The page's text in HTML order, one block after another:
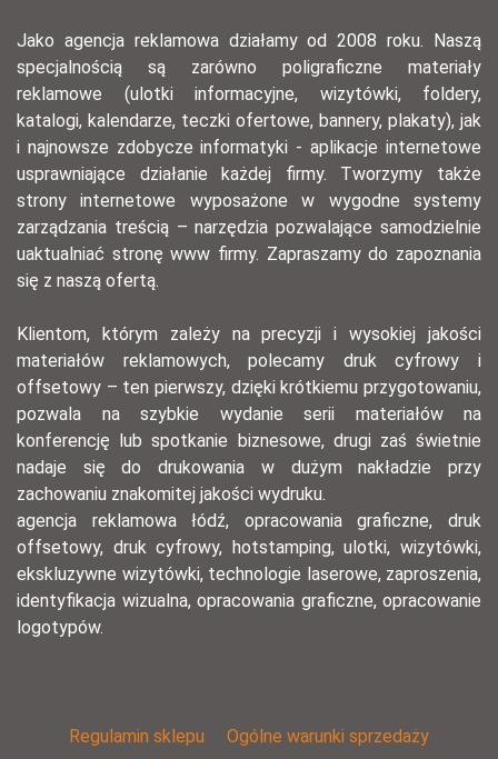
Jako agencja reklamowa działamy od 2008 roku. Naszą
specjalnością są zarówno poligraficzne materiały
reklamowe (ulotki informacyjne, wizytówki, foldery,
katalogi, kalendarze, teczki ofertowe, bannery, plakaty), jak
i najnowsze zdobycze informatyki - aplikacje internetowe
usprawniające działanie każdej firmy. Tworzymy także
strony internetowe wyposażone w wygodne systemy
zarządzania treścią – narzędzia pozwalające samodzielnie
uaktualniać stronę www firmy. Zapraszamy do zapoznania
się z naszą ofertą.
Klientom, którym zależy na precyzji i wysokiej jakości
materiałów reklamowych, polecamy druk cyfrowy i
offsetowy – ten pierwszy, dzięki krótkiemu przygotowaniu,
pozwala na szybkie wydanie serii materiałów na
konferencję lub spotkanie biznesowe, drugi zaś świetnie
nadaje się do drukowania w dużym nakładzie przy
zachowaniu znakomitej jakości wydruku.
agencja reklamowa łódź, opracowania graficzne, druk
offsetowy, druk cyfrowy, hotstamping, ulotki, wizytówki,
ekskluzywne wizytówki, technologie laserowe, zaproszenia,
identyfikacja wizualna, opracowania graficzne, opracowanie
logotypów.
Regulamin sklepu Ogólne warunki sprzedaży